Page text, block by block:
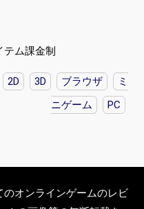
ム課金制
2D 3D ブラウザ
ミ
ニゲーム
PC
オンラインゲームのレビ